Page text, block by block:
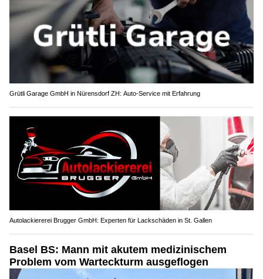
Grütli Garage GmbH in Nürensdorf ZH: Auto-Service mit Erfahrung
Autolackiererei Brugger GmbH: Experten für Lackschäden in St. Gallen
Basel BS: Mann mit akutem medizinischem
Problem vom Warteckturm ausgeflogen